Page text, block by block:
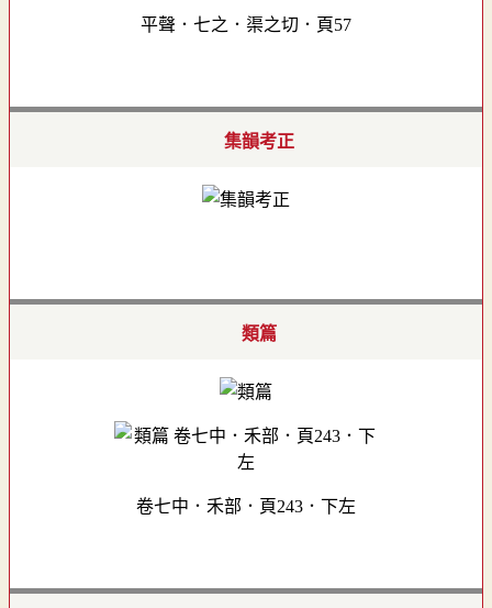
平聲．七之．渠之切．頁57
集韻考正
類篇
卷七中．禾部．頁243．下左